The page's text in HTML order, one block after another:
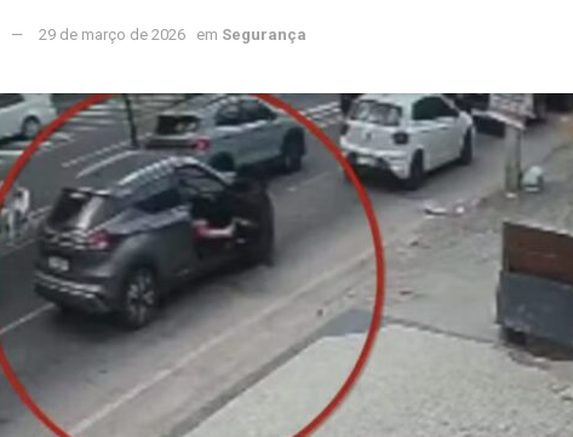
29 de março de 2026 em Segurança